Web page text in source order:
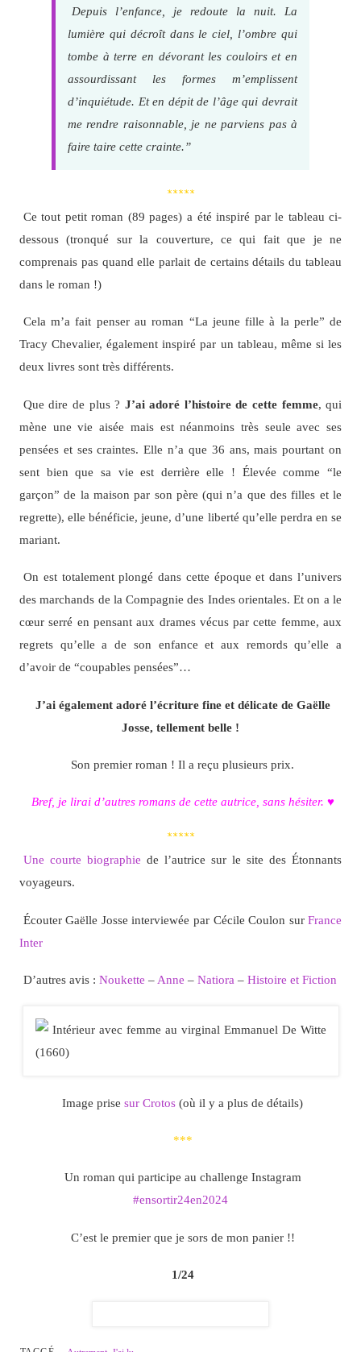
Depuis l’enfance, je redoute la nuit. La
lumière qui décroît dans le ciel, l’ombre qui
tombe à terre en dévorant les couloirs et en
assourdissant les formes m’emplissent
d’inquiétude. Et en dépit de l’âge qui devrait
me rendre raisonnable, je ne parviens pas à
faire taire cette crainte.”
*****
Ce tout petit roman (89 pages) a été inspiré par le tableau ci-
dessous (tronqué sur la couverture, ce qui fait que je ne
comprenais pas quand elle parlait de certains détails du tableau
dans le roman !)
Cela m’a fait penser au roman “La jeune fille à la perle” de
Tracy Chevalier, également inspiré par un tableau, même si les
deux livres sont très différents.
Que dire de plus ? J’ai adoré l’histoire de cette femme, qui
mène une vie aisée mais est néanmoins très seule avec ses
pensées et ses craintes. Elle n’a que 36 ans, mais pourtant on
sent bien que sa vie est derrière elle ! Élevée comme “le
garçon” de la maison par son père (qui n’a que des filles et le
regrette), elle bénéficie, jeune, d’une liberté qu’elle perdra en se
mariant.
On est totalement plongé dans cette époque et dans l’univers
des marchands de la Compagnie des Indes orientales. Et on a le
cœur serré en pensant aux drames vécus par cette femme, aux
regrets qu’elle a de son enfance et aux remords qu’elle a
d’avoir de “coupables pensées”…
J’ai également adoré l’écriture fine et délicate de Gaëlle
Josse, tellement belle !
Son premier roman ! Il a reçu plusieurs prix.
Bref, je lirai d’autres romans de cette autrice, sans hésiter. ♥
*****
Une courte biographie de l’autrice sur le site des Étonnants
voyageurs.
Écouter Gaëlle Josse interviewée par Cécile Coulon surFrance
Inter
D’autres avis : Noukette – Anne – Natiora – Histoire et Fiction
Image prise sur Crotos (où il y a plus de détails)
***
Un roman qui participe au challenge Instagram
#ensortir24en2024
C’est le premier que je sors de mon panier !!
1/24